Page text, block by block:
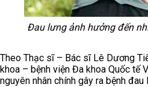
Đau lưng ảnh hưởng đến
Theo Thạc sĩ – Bác sĩ Lê Dương
khoa – bệnh viện Đa khoa Quốc tế
nguyên nhân chính gây ra bệnh đau